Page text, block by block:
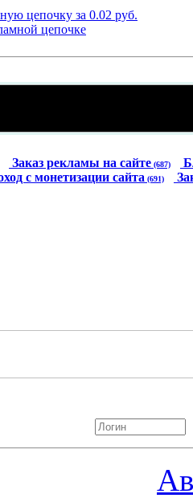
Заказ рекламы на сайте (687)
с монетизации сайта (691)